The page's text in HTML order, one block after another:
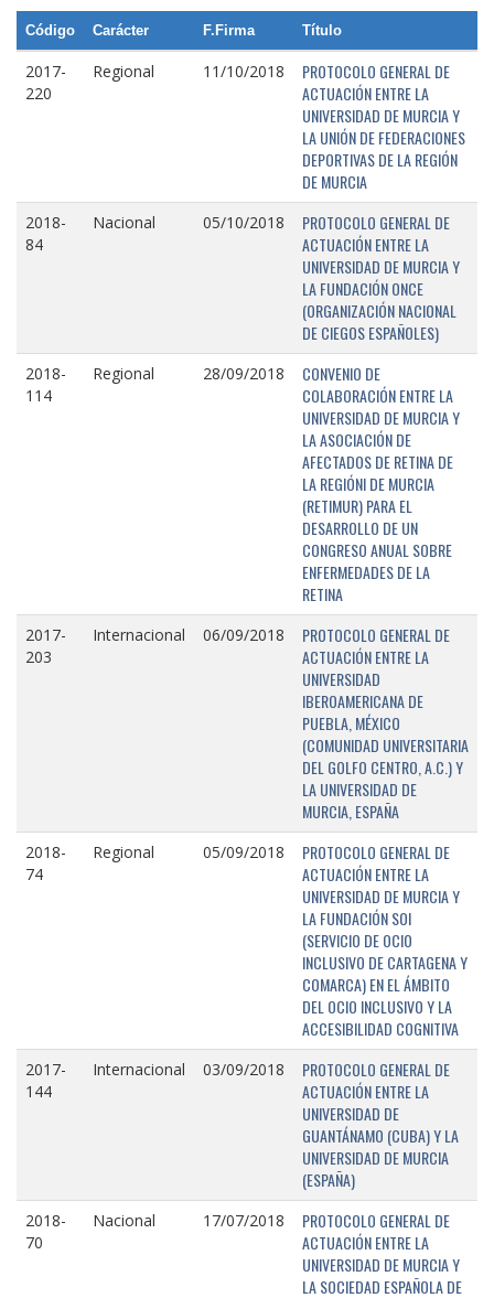
Código Carácter F.Firma Título
2017-
220
Regional 11/10/2018
PROTOCOLO GENERAL DE
ACTUACIÓN ENTRE LA
UNIVERSIDAD DE MURCIA Y
LA UNIÓN DE FEDERACIONES
DEPORTIVAS DE LA REGIÓN
DE MURCIA
2018-
84
Nacional 05/10/2018
PROTOCOLO GENERAL DE
ACTUACIÓN ENTRE LA
UNIVERSIDAD DE MURCIA Y
LA FUNDACIÓN ONCE
(ORGANIZACIÓN NACIONAL
DE CIEGOS ESPAÑOLES)
2018-
114
Regional 28/09/2018
CONVENIO DE
COLABORACIÓN ENTRE LA
UNIVERSIDAD DE MURCIA Y
LA ASOCIACIÓN DE
AFECTADOS DE RETINA DE
LA REGIÓNI DE MURCIA
(RETIMUR) PARA EL
DESARROLLO DE UN
CONGRESO ANUAL SOBRE
ENFERMEDADES DE LA
RETINA
2017-
203
Internacional 06/09/2018
PROTOCOLO GENERAL DE
ACTUACIÓN ENTRE LA
UNIVERSIDAD
IBEROAMERICANA DE
PUEBLA, MÉXICO
(COMUNIDAD UNIVERSITARIA
DEL GOLFO CENTRO, A.C.) Y
LA UNIVERSIDAD DE
MURCIA, ESPAÑA
2018-
74
Regional 05/09/2018
PROTOCOLO GENERAL DE
ACTUACIÓN ENTRE LA
UNIVERSIDAD DE MURCIA Y
LA FUNDACIÓN SOI
(SERVICIO DE OCIO
INCLUSIVO DE CARTAGENA Y
COMARCA) EN EL ÁMBITO
DEL OCIO INCLUSIVO Y LA
ACCESIBILIDAD COGNITIVA
2017-
144
Internacional 03/09/2018
PROTOCOLO GENERAL DE
ACTUACIÓN ENTRE LA
UNIVERSIDAD DE
GUANTÁNAMO (CUBA) Y LA
UNIVERSIDAD DE MURCIA
(ESPAÑA)
2018-
70
Nacional 17/07/2018
PROTOCOLO GENERAL DE
ACTUACIÓN ENTRE LA
UNIVERSIDAD DE MURCIA Y
LA SOCIEDAD ESPAÑOLA DE